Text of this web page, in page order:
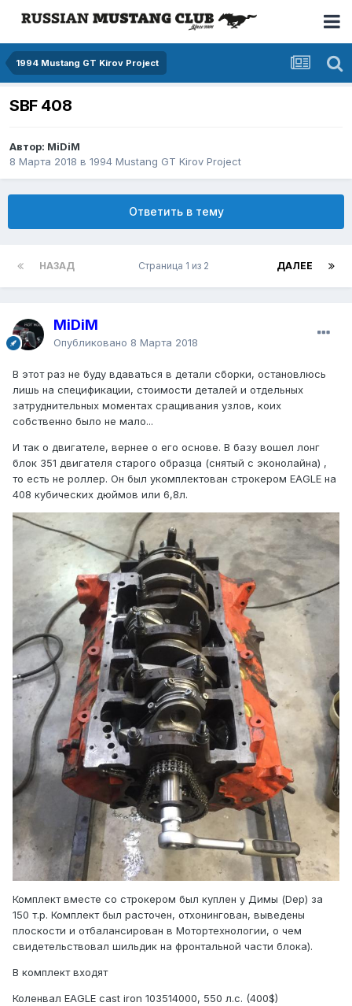
1994 Mustang GT Kirov Project
SBF 408
Автор: MiDiM
8 Марта 2018 в 1994 Mustang GT Kirov Project
Ответить в тему
НАЗАД ДАЛЕЕ
Страница 1 из 2
MiDiM
Опубликовано 8 Марта 2018
В этот раз не буду вдаваться в детали сборки, остановлюсь
лишь на спецификации, стоимости деталей и отдельных
затруднительных моментах сращивания узлов, коих
собственно было не мало...
И так о двигателе, вернее о его основе. В базу вошел лонг
блок 351 двигателя старого образца (снятый с эконолайна) ,
то есть не роллер. Он был укомплектован строкером EAGLE на
408 кубических дюймов или 6,8л.
Комплект вместе со строкером был куплен у Димы (Dep) за
150 т.р. Комплект был расточен, отхонингован, выведены
плоскости и отбалансирован в Мотортехнологии, о чем
свидетельствовал шильдик на фронтальной части блока).
В комплект входят
Коленвал EAGLE cast iron 103514000, 550 л.с. (400$)